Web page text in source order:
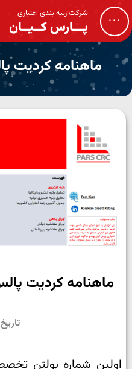
... شرکت رتبه بندی اعتباری
پـــارس کــیــان
ماهنامه کردیت
ماهنامه کردیت
تاریخ
اولین شماره بولتن